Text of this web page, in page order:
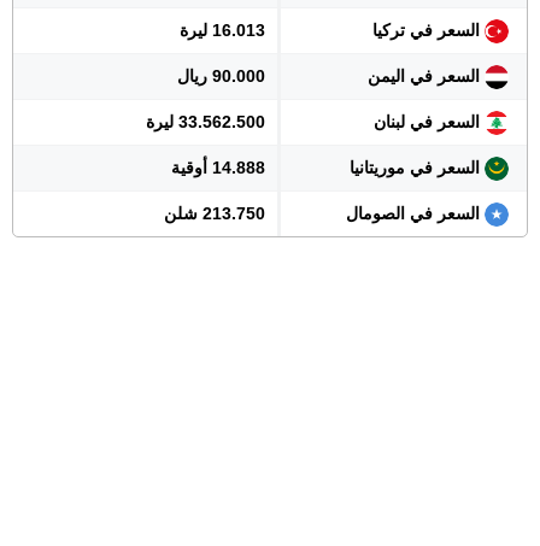
السعر في تركيا 16.013 ليرة
السعر في اليمن 90.000 ريال
السعر في لبنان 33.562.500 ليرة
السعر في موريتانيا 14.888 أوقية
السعر في الصومال 213.750 شلن